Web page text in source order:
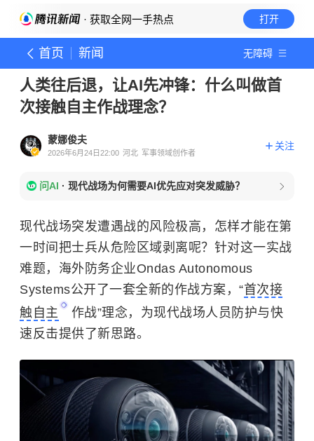
· 获取全网一手热点 打开
首页 新闻 无障碍
人类往后退，让AI先冲锋：什么叫做首
次接触自主作战理念？
蒙娜俊夫
2026年6月24日22:00 河北 军事领域创作者
关注
问AI · 现代战场为何需要AI优先应对突发威胁？
现代战场突发遭遇战的风险极高，怎样才能在第
一时间把士兵从危险区域剥离呢？针对这一实战
难题，海外防务企业Ondas Autonomous
Systems公开了一套全新的作战方案，“首次接
触自主
作战”理念，为现代战场人员防护与快
速反击提供了新思路。